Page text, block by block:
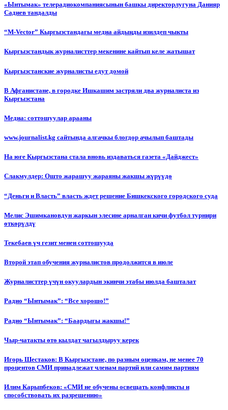
«Ынтымак» телерадиокомпаниясынын башкы директорлугуна Данияр
Садиев тандалды
“М-Vector” Кыргызстандагы медиа айдыңды изилдеп чыкты
Кыргызстандык журналисттер мекенине кайтып келе жатышат
Кыргызстанские журналисты едут домой
В Афганистане, в городке Ишкашим застряли два журналиста из
Кыргызстана
Медиа: соттошуулар арааны
www.journalist.kg сайтында алгачкы блогдор ачылып баштады
На юге Кыргызстана стала вновь издаваться газета «Дайджест»
Слакмулдер: Ошто жарашуу жараяны жакшы жүрүүдө
“Деньги и Власть” власть ждет решение Бишкекского городского суда
Мелис Эшимкановдун жаркын элесине арналган кичи футбол турнири
өткөрүлдү
Текебаев үч гезит менен соттошууда
Второй этап обучения журналистов продолжится в июле
Журналисттер үчүн окуулардын экинчи этабы июлда башталат
Радио “Ынтымак”: “Все хорошо!”
Радио “Ынтымак”: “Баардыгы жакшы!”
Чыр-чатакты өтө кылдат чагылдыруу керек
Игорь Шестаков: В Кыргызстане, по разным оценкам, не менее 70
процентов СМИ принадлежат членам партий или самим партиям
Илим Карыпбеков: «СМИ не обучены освещать конфликты и
способствовать их разрешению»